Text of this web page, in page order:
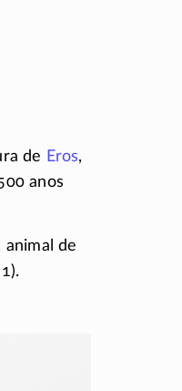
de Eros,
anos
animal de